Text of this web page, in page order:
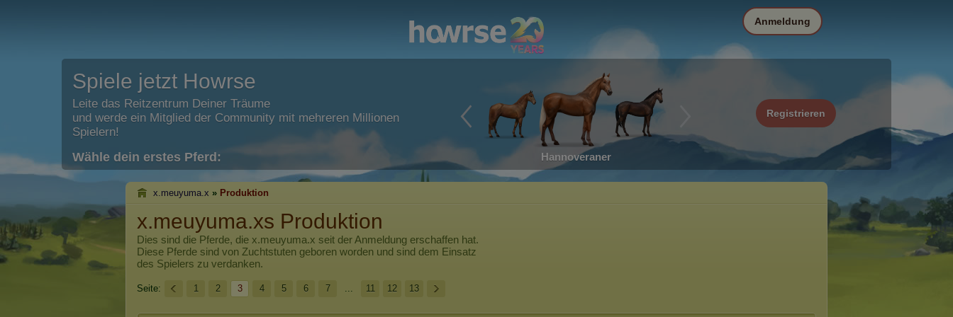
Spiele jetzt Howrse
Leite das Reitzentrum Deiner Träume
und werde ein Mitglied der Community mit mehreren Millionen
Spielern!
Wähle dein erstes Pferd: Hannoveraner
Registrieren
Anmeldung
x.meuyuma.x » Produktion
x.meuyuma.xs Produktion
Dies sind die Pferde, die x.meuyuma.x seit der Anmeldung erschaffen hat.
Diese Pferde sind von Zuchtstuten geboren worden und sind dem Einsatz
des Spielers zu verdanken.
Seite: 1 2 3 4 5 6 7 ... 11 12 13